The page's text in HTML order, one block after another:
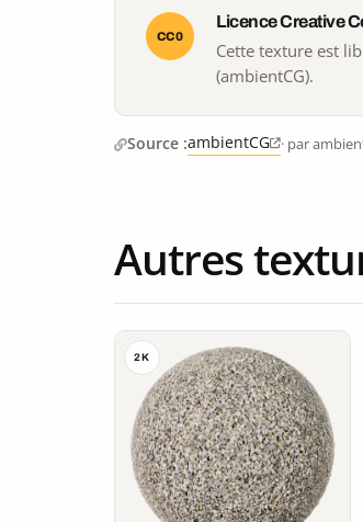
CC0
Licence Creative
Cette texture est
(ambientCG).
Source :ambientCG · par
Autres
2K